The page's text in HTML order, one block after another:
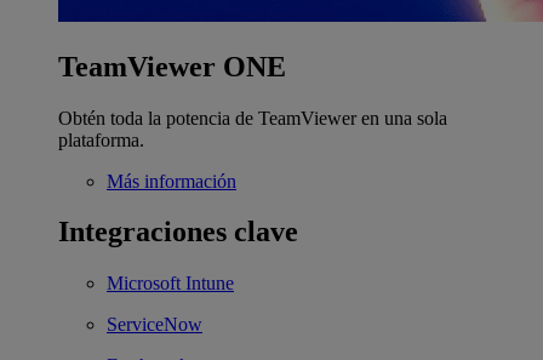
TeamViewer ONE
Obtén toda la potencia de TeamViewer en una sola
plataforma.
Más información
Integraciones clave
Microsoft Intune
ServiceNow